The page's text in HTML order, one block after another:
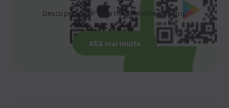
Descoperă OTP Internet și Mobile Banking
Află mai multe